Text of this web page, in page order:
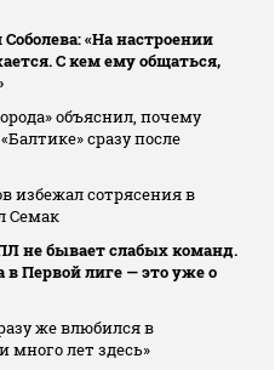
«На настроении
С кем ему общаться,
объяснил, почему
сразу после
избежал сотрясения в
Семак
не бывает слабых команд.
в Первой лиге — это уже о
же влюбился в
много лет здесь»